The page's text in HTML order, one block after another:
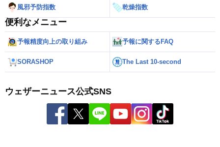
風邪予防指数 乾燥指数
便利なメニュー
予報精度向上の取り組み 予報に関するFAQ
SORASHOP The Last 10-second
ウェザーニュース公式SNS